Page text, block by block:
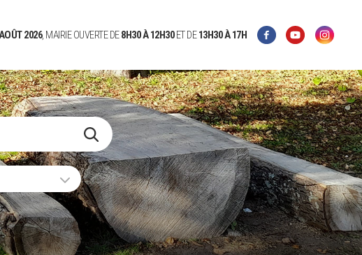
2026, MAIRIE OUVERTE DE8H30 À 12H30ET DE13H30 À 17H